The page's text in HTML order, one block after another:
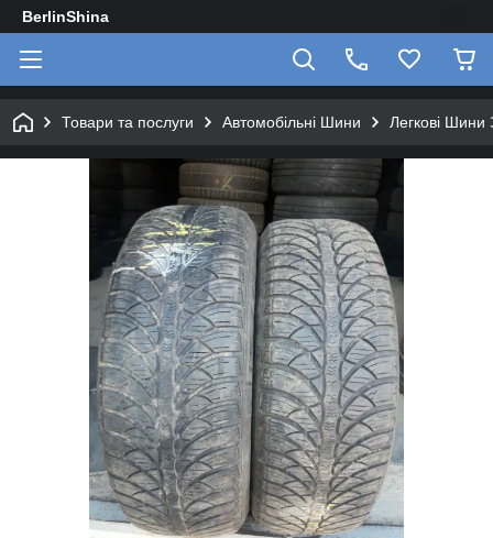
BerlinShina
Товари та послуги Автомобільні Шини Легкові Шини